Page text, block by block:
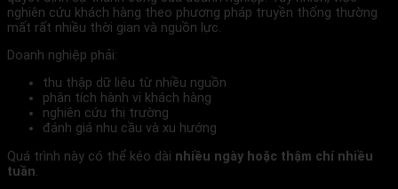
nghiên cứu khách hàng theo phương pháp truyền thống thường
mất rất nhiều thời gian và nguồn lực.
Doanh nghiệp phải:
thu thập dữ liệu từ nhiều nguồn
phân tích hành vi khách hàng
nghiên cứu thị trường
đánh giá nhu cầu và xu hướng
Quá trình này có thể kéo dài nhiều ngày hoặc thậm chí nhiều
tuần.